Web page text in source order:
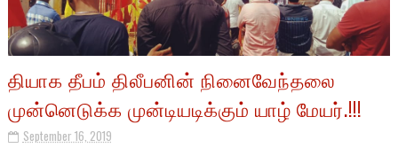
தியாக தீபம் திலீபனின் நினைவேந்தலை
முன்னெடுக்க முன்டியடிக்கும் யாழ் மேயர்.!!!
September 16, 2019